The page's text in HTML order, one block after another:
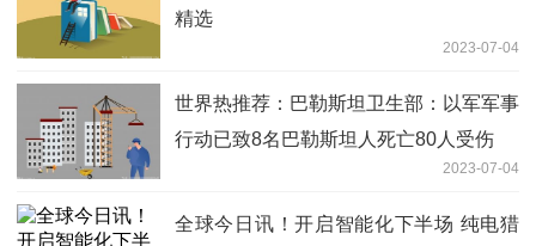
精选
2023-07-04
世界热推荐：巴勒斯坦卫生部：以军军事
行动已致8名巴勒斯坦人死亡80人受伤
2023-07-04
全球今日讯！开启智能化下半场 纯电猎